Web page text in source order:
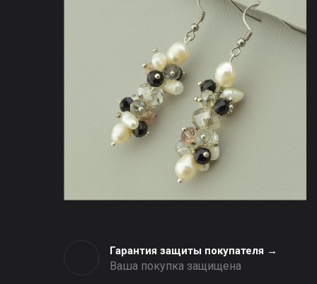
Гарантия защиты покупателя →
Ваша покупка защищена